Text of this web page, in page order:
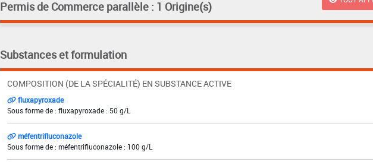
Permis de Commerce parallèle : 1 Origine(s)
Substances et formulation
COMPOSITION (DE LA SPÉCIALITÉ) EN SUBSTANCE ACTIVE
fluxapyroxade
Sous forme de : fluxapyroxade : 50 g/L
méfentrifluconazole
Sous forme de : méfentrifluconazole : 100 g/L